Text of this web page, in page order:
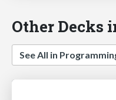
Other Decks
See All in